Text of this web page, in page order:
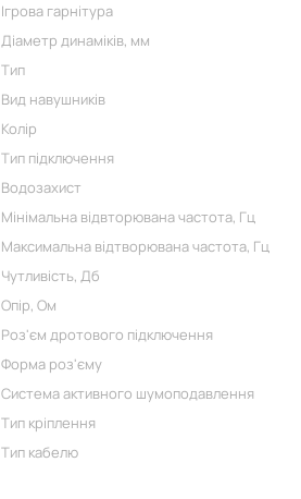
Ігрова гарнітура
Діаметр динаміків, мм
Тип
Вид навушників
Колір
Тип підключення
Водозахист
Мінімальна відвторювана частота, Гц
Максимальна відтворювана частота, Гц
Чутливість, Дб
Опір, Ом
Роз'єм дротового підключення
Форма роз'єму
Система активного шумоподавлення
Тип кріплення
Тип кабелю